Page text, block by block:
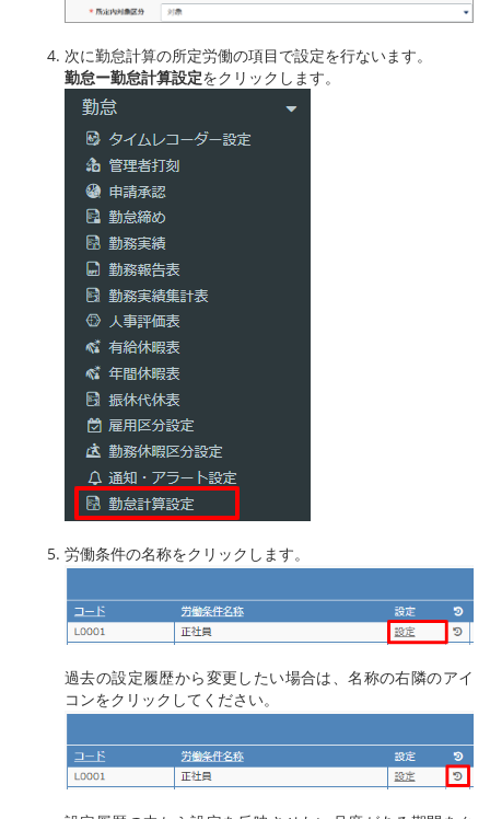
次に勤怠計算の所定労働の項目で設定を行ないます。
勤怠ー勤怠計算設定をクリックします。
労働条件の名称をクリックします。
過去の設定履歴から変更したい場合は、名称の右隣のアイ
コンをクリックしてください。